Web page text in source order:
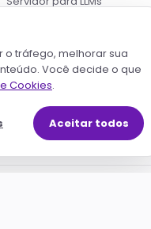
Vector DB alojado
Whisper / Transcripción
Backup y Storage en la Nube
o tráfego, melhorar sua
Você decide o que
Cookies.
Aceitar todos